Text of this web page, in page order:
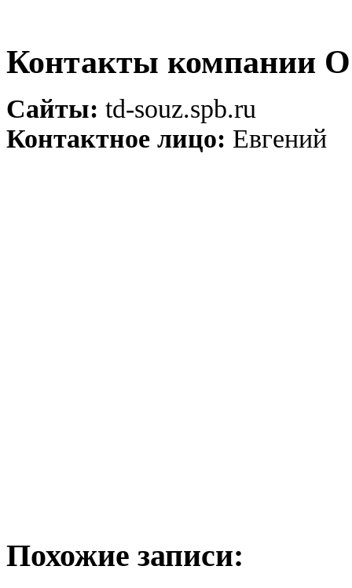
Контакты
Сайты: td-souz.spb.ru
Контактное лицо: Евгений
Похожие записи: